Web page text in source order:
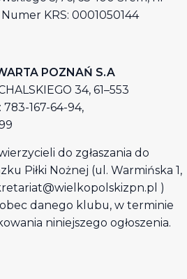
Numer KRS: 0001050144
POZNAŃ S.A
34, 61–553
167-64-94,
do zgłaszania do
Piłki Nożnej (ul. Warmińska 1,
)
danego klubu, w terminie
niniejszego ogłoszenia.